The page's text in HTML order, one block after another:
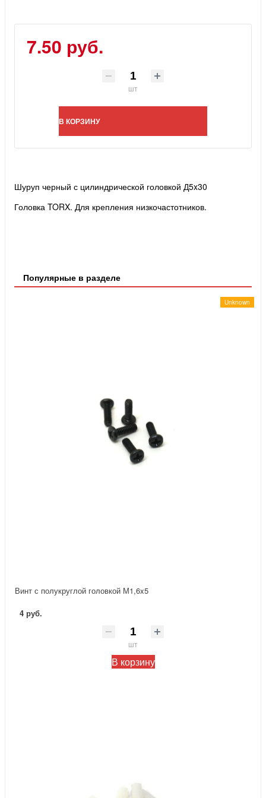
7.50 руб.
шт
В КОРЗИНУ
Шуруп черный с цилиндрической головкой Д5x30
Головка TORX. Для крепления низкочастотников.
Популярные в разделе
Unknown
Винт с полукруглой головкой М1,6x5
4 руб.
шт
В корзину